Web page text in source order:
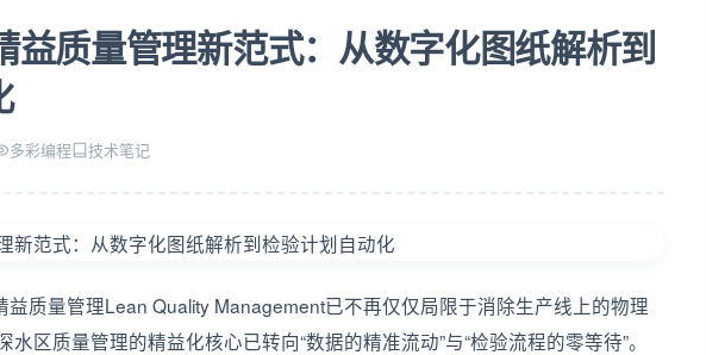
益质量管理新范式：从数字化图纸解析到
多彩编程 技术笔记
质量管理Lean Quality Management已不再仅仅局限于消除生产线上的物理
区质量管理的精益化核心已转向“数据的精准流动”与“检验流程的零等待”。